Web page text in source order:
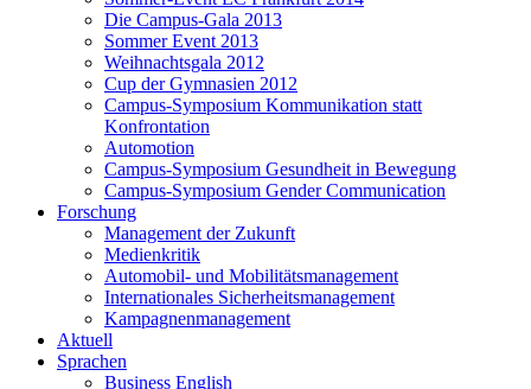
Die Campus-Gala 2013
Sommer Event 2013
Weihnachtsgala 2012
Cup der Gymnasien 2012
Campus-Symposium Kommunikation statt
Konfrontation
Automotion
Campus-Symposium Gesundheit in Bewegung
Campus-Symposium Gender Communication
Forschung
Management der Zukunft
Medienkritik
Automobil- und Mobilitätsmanagement
Internationales Sicherheitsmanagement
Kampagnenmanagement
Aktuell
Sprachen
Business English